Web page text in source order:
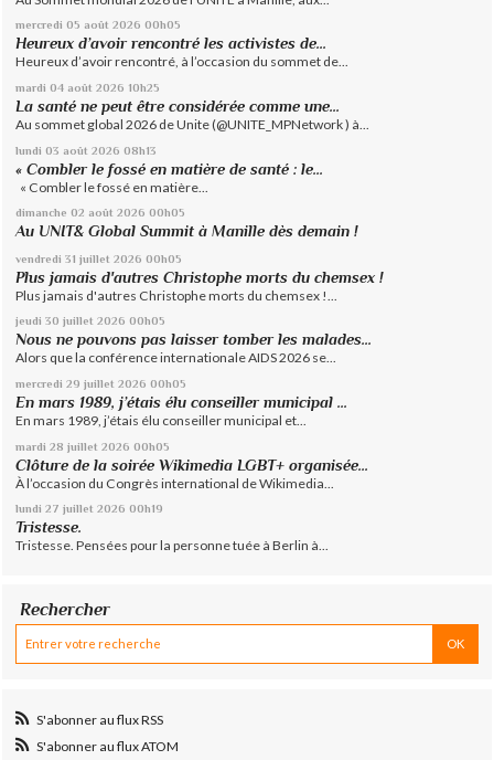
mercredi 05 août 2026 00h05
Heureux d’avoir rencontré les activistes de...
Heureux d’avoir rencontré, à l’occasion du sommet de...
mardi 04 août 2026 10h25
La santé ne peut être considérée comme une...
Au sommet global 2026 de Unite (@UNITE_MPNetwork ) à...
lundi 03 août 2026 08h13
« Combler le fossé en matière de santé : le...
« Combler le fossé en matière...
dimanche 02 août 2026 00h05
Au UNIT& Global Summit à Manille dès demain !
vendredi 31 juillet 2026 00h05
Plus jamais d'autres Christophe morts du chemsex !
Plus jamais d'autres Christophe morts du chemsex !...
jeudi 30 juillet 2026 00h05
Nous ne pouvons pas laisser tomber les malades...
Alors que la conférence internationale AIDS 2026 se...
mercredi 29 juillet 2026 00h05
En mars 1989, j’étais élu conseiller municipal ...
En mars 1989, j’étais élu conseiller municipal et...
mardi 28 juillet 2026 00h05
Clôture de la soirée Wikimedia LGBT+ organisée...
À l’occasion du Congrès international de Wikimedia...
lundi 27 juillet 2026 00h19
Tristesse.
Tristesse. Pensées pour la personne tuée à Berlin à...
Rechercher
S'abonner au flux RSS
S'abonner au flux ATOM